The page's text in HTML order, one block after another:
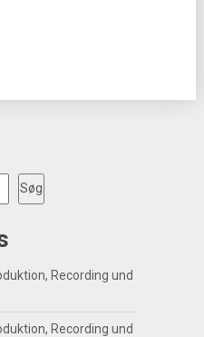
Søg
Recording und
Recording und